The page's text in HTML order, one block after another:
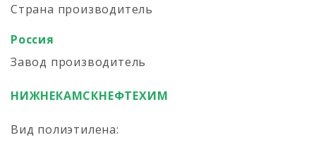
Страна производитель
Россия
Завод производитель
НИЖНЕКАМСКНЕФТЕХИМ
Вид полиэтилена: